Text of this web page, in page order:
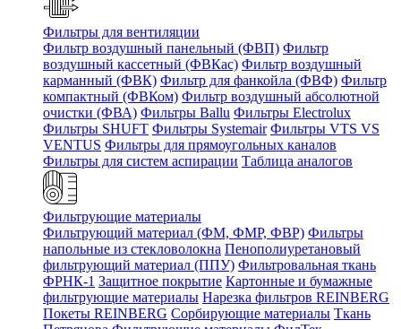
Фильтры для вентиляции
Фильтр воздушный панельный (ФВП) Фильтр
воздушный кассетный (ФВКас) Фильтр воздушный
карманный (ФВК) Фильтр для фанкойла (ФВФ) Фильтр
компактный (ФВКом) Фильтр воздушный абсолютной
очистки (ФВА) Фильтры Ballu Фильтры Electrolux
Фильтры SHUFT Фильтры Systemair Фильтры VTS VS
VENTUS Фильтры для прямоугольных каналов
Фильтры для систем аспирации Таблица аналогов
Фильтрующие материалы
Фильтрующий материал (ФМ, ФМР, ФВР) Фильтры
напольные из стекловолокна Пенополиуретановый
фильтрующий материал (ППУ) Фильтровальная ткань
ФРНК-1 Защитное покрытие Картонные и бумажные
фильтрующие материалы Нарезка фильтров REINBERG
Покеты REINBERG Сорбирующие материалы Ткань